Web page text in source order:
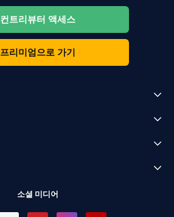
컨트리뷰터 액세스
프리미엄으로 가기
소셜 미디어